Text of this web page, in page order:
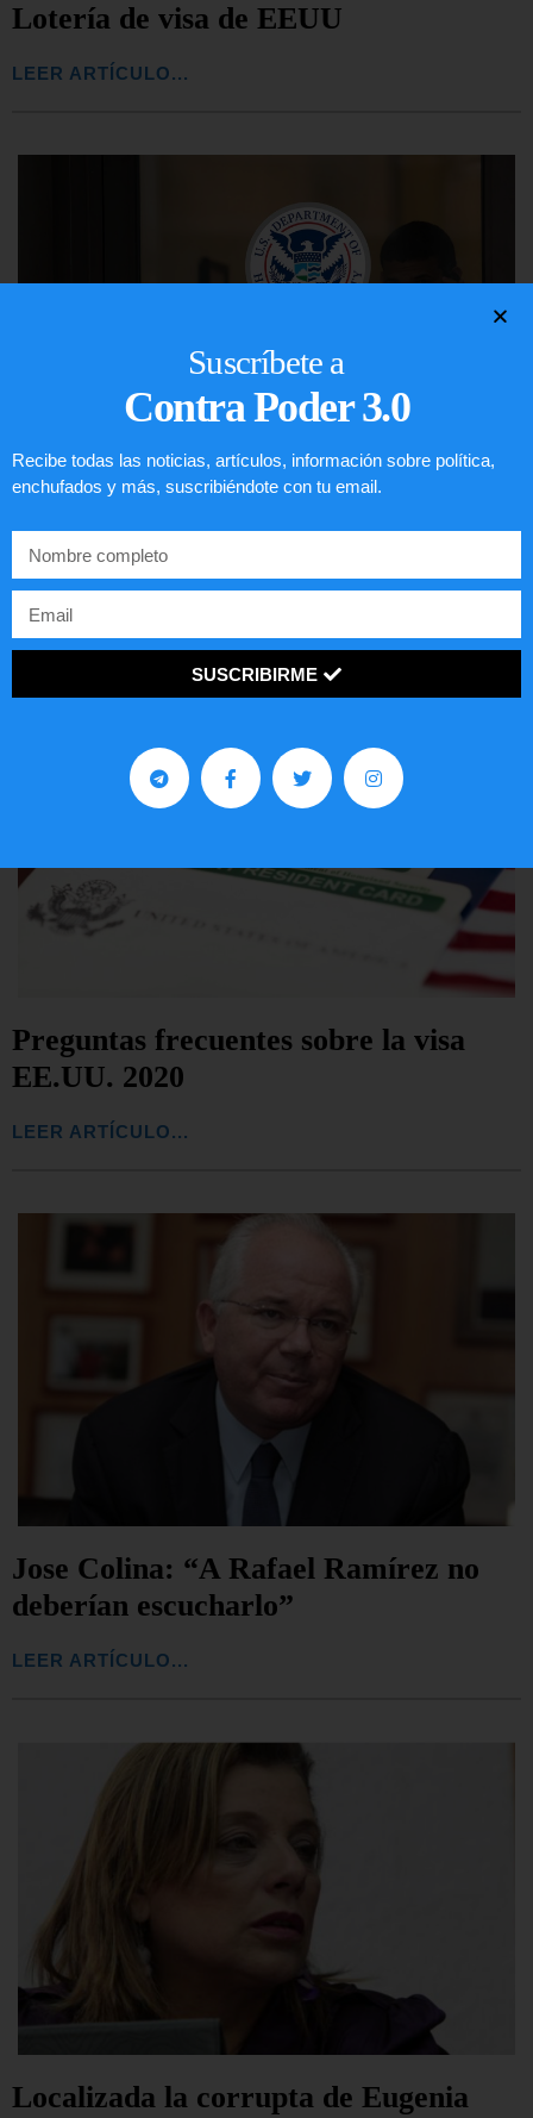
Lotería de visa de EEUU
LEER ARTÍCULO...
EE.UU.
Preguntas frecuentes sobre la visa
EE.UU. 2020
LEER ARTÍCULO...
Jose Colina: “A Rafael Ramírez no
deberían escucharlo”
LEER ARTÍCULO...
Localizada la corrupta de Eugenia
Suscríbete a
Contra Poder 3.0
Recibe todas las noticias, artículos, información sobre política,
enchufados y más, suscribiéndote con tu email.
SUSCRIBIRME